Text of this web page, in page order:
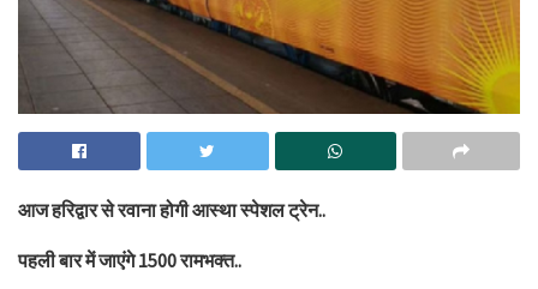
आज हरिद्वार से रवाना होगी आस्था स्पेशल ट्रेन..
पहली बार में जाएंगे 1500 रामभक्त..